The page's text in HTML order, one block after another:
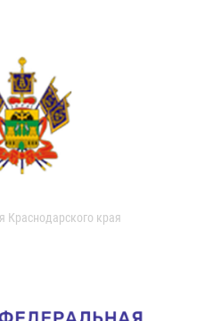
Краснодарского края